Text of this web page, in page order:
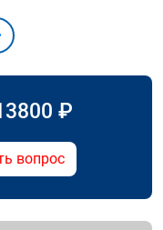
₽
вопрос